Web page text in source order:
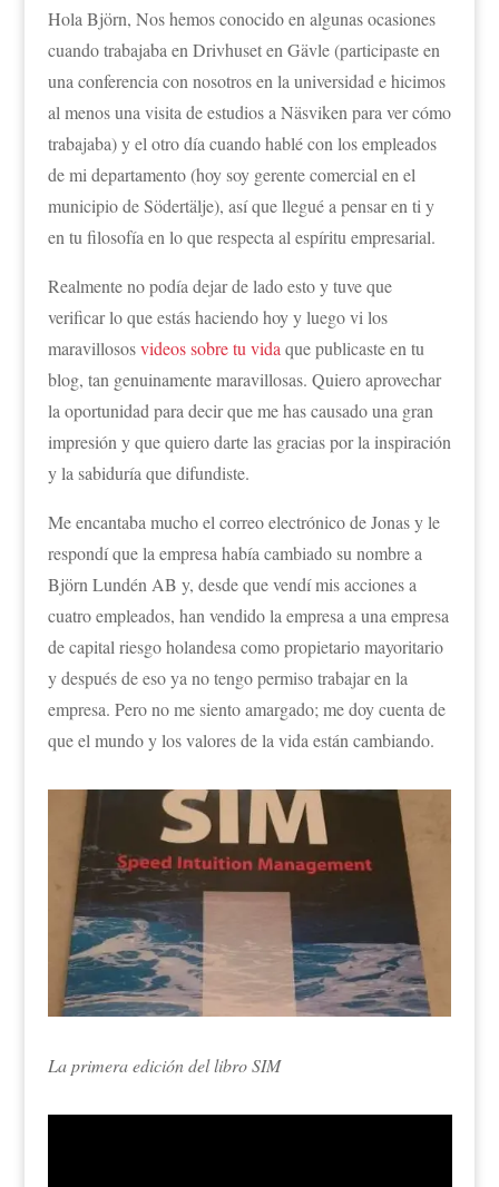
Hola Björn, Nos hemos conocido en algunas ocasiones
cuando trabajaba en Drivhuset en Gävle (participaste en
una conferencia con nosotros en la universidad e hicimos
al menos una visita de estudios a Näsviken para ver cómo
trabajaba) y el otro día cuando hablé con los empleados
de mi departamento (hoy soy gerente comercial en el
municipio de Södertälje), así que llegué a pensar en ti y
en tu filosofía en lo que respecta al espíritu empresarial.
Realmente no podía dejar de lado esto y tuve que
verificar lo que estás haciendo hoy y luego vi los
maravillososvideos sobre tu vida que publicaste en tu
blog, tan genuinamente maravillosas. Quiero aprovechar
la oportunidad para decir que me has causado una gran
impresión y que quiero darte las gracias por la inspiración
y la sabiduría que difundiste.
Me encantaba mucho el correo electrónico de Jonas y le
respondí que la empresa había cambiado su nombre a
Björn Lundén AB y, desde que vendí mis acciones a
cuatro empleados, han vendido la empresa a una empresa
de capital riesgo holandesa como propietario mayoritario
y después de eso ya no tengo permiso trabajar en la
empresa. Pero no me siento amargado; me doy cuenta de
que el mundo y los valores de la vida están cambiando.
La primera edición del libro SIM